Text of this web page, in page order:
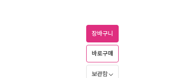
장바구니
바로구매
보관함